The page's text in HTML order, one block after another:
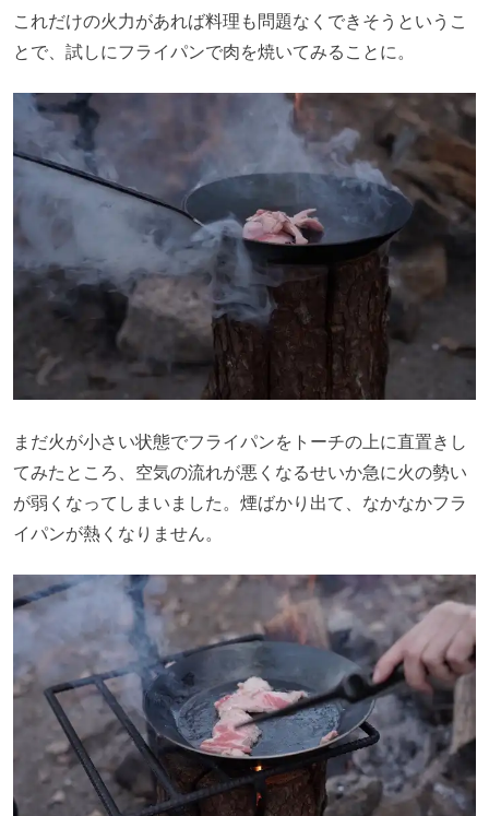
これだけの火力があれば料理も問題なくできそうというこ
とで、試しにフライパンで肉を焼いてみることに。
まだ火が小さい状態でフライパンをトーチの上に直置きし
てみたところ、空気の流れが悪くなるせいか急に火の勢い
が弱くなってしまいました。煙ばかり出て、なかなかフラ
イパンが熱くなりません。